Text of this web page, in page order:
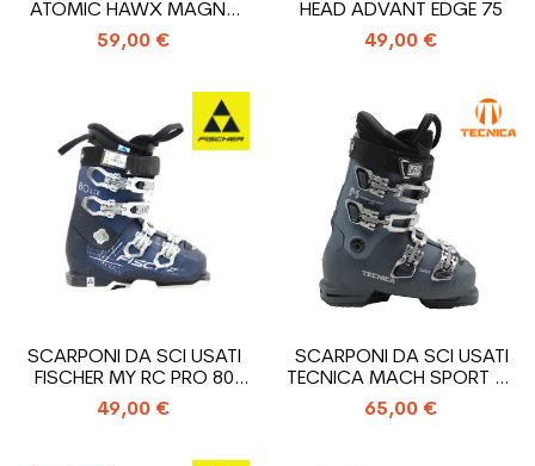
ATOMIC HAWX MAGNA
85 X USATI
59,00 €
HEAD ADVANT EDGE 75
49,00 €
SCARPONI DA SCI USATI
FISCHER MY RC PRO 80
XTR
49,00 €
SCARPONI DA SCI USATI
TECNICA MACH SPORT RT
MV W
65,00 €